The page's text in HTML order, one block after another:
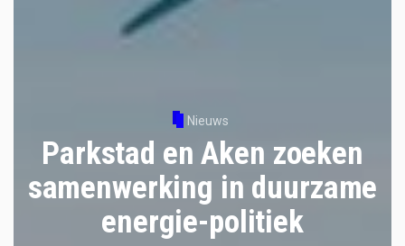
Nieuws
Parkstad en Aken zoeken
samenwerking in duurzame
energie-politiek